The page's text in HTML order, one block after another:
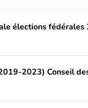
élections
2023) Conseil